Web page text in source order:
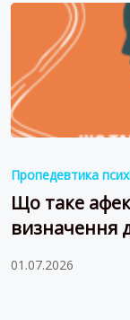
Пропедевтика
Що таке
визначення
01.07.2026